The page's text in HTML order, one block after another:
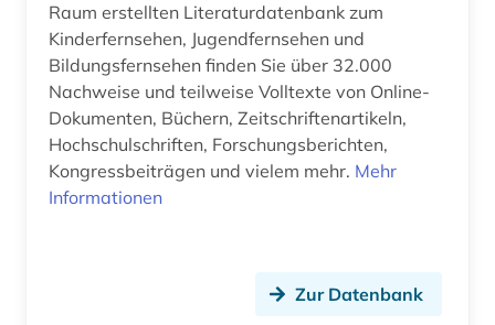
Raum erstellten Literaturdatenbank zum
Kinderfernsehen, Jugendfernsehen und
Bildungsfernsehen finden Sie über 32.000
Nachweise und teilweise Volltexte von Online-
Dokumenten, Büchern, Zeitschriftenartikeln,
Hochschulschriften, Forschungsberichten,
Kongressbeiträgen und vielem mehr. Mehr
Informationen
Zur Datenbank